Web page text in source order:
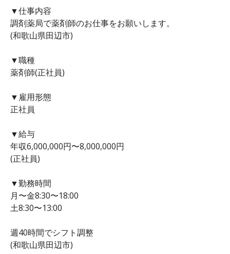
▼仕事内容
調剤薬局で薬剤師のお仕事をお願いします。
(和歌山県田辺市)
▼職種
薬剤師(正社員)
▼雇用形態
正社員
▼給与
年収6,000,000円〜8,000,000円
(正社員)
▼勤務時間
月〜金8:30〜18:00
土8:30〜13:00
週40時間でシフト調整
(和歌山県田辺市)